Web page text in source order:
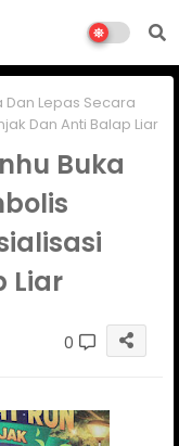
Dan Lepas Secara
Dan Anti Balap Liar
Buka
Liar
0